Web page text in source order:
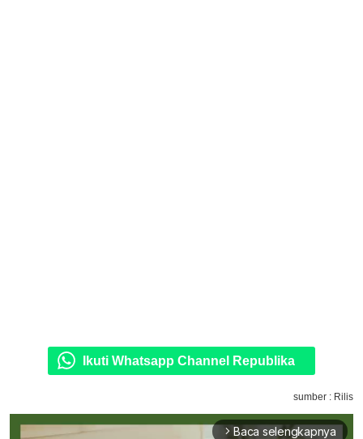
Ikuti Whatsapp Channel Republika
sumber : Rilis
arrow_forward_ios Baca selengkapnya